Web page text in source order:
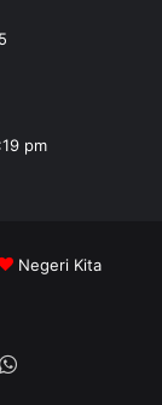
pm
Negeri Kita
WhatsApp